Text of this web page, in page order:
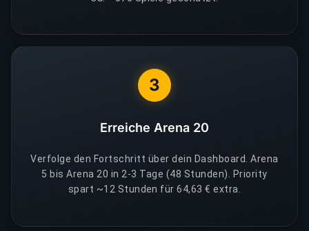
3
Erreiche Arena 20
Verfolge den Fortschritt über dein Dashboard. Arena
5 bis Arena 20 in 2-3 Tage (48 Stunden). Priority
spart ~12 Stunden für 64,63 € extra.